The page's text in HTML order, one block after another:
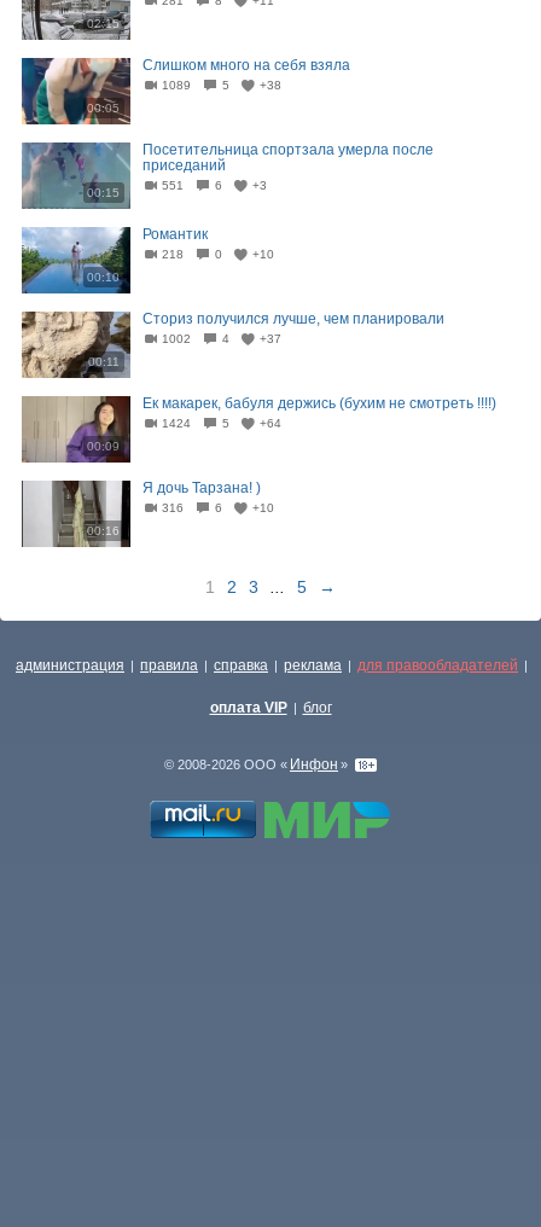
02:15
00:05
Слишком много на себя взяла
1089 5 +38
00:15
Посетительница спортзала умерла после
приседаний
551 6 +3
00:10
Романтик
218 0 +10
00:11
Сториз получился лучше, чем планировали
1002 4 +37
00:09
Ек макарек, бабуля держись (бухим не смотреть !!!!)
1424 5 +64
00:16
Я дочь Тарзана! )
316 6 +10
1 2 3 5 →
администрация | правила | справка | реклама | для правообладателей |
оплата VIP | блог
© 2008-2026 ООО « Инфон »